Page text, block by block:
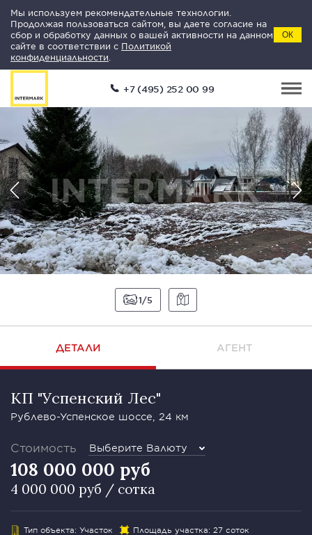
Мы используем рекомендательные технологии.
Продолжая пользоваться сайтом, вы даете согласие на
сбор и обработку данных о вашей активности на данном
сайте в соответствии с Политикой
конфиденциальности
ОК
+7 (495) 252 00 99
1 5
ДЕТАЛИ АГЕНТ
КП "Успенский Лес"
Рублево-Успенское шоссе, 24 км
Стоимость Выберите Валюту
108 000 000 руб
4 000 000 руб / сотка
Тип объекта: Участок Площадь участка: 27 соток